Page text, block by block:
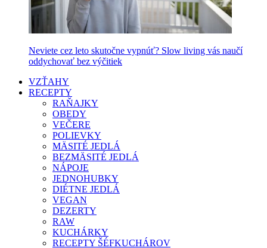
Neviete cez leto skutočne vypnúť? Slow living vás naučí
oddychovať bez výčitiek
VZŤAHY
RECEPTY
RAŇAJKY
OBEDY
VEČERE
POLIEVKY
MÄSITÉ JEDLÁ
BEZMÄSITÉ JEDLÁ
NÁPOJE
JEDNOHUBKY
DIÉTNE JEDLÁ
VEGAN
DEZERTY
RAW
KUCHÁRKY
RECEPTY ŠÉFKUCHÁROV